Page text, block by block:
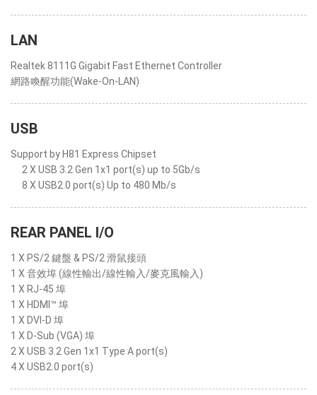
LAN
Realtek 8111G Gigabit Fast Ethernet Controller
網路喚醒功能(Wake-On-LAN)
USB
Support by H81 Express Chipset
2 X USB 3.2 Gen 1x1 port(s) up to 5Gb/s
8 X USB2.0 port(s) Up to 480 Mb/s
REAR PANEL I/O
1 X PS/2 鍵盤 & PS/2 滑鼠接頭
1 X 音效埠 (線性輸出/線性輸入/麥克風輸入)
1 X RJ-45 埠
1 X HDMI™ 埠
1 X DVI-D 埠
1 X D-Sub (VGA) 埠
2 X USB 3.2 Gen 1x1 Type A port(s)
4 X USB2.0 port(s)